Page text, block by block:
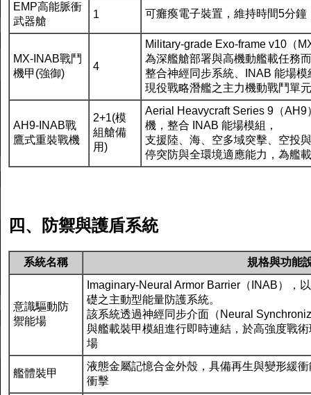
EMP高能脈衝
武器艙
1 可癱瘓電子裝置，維持時間5分鐘
MX-INAB戰鬥
機甲(強御)
4
Military-grade Exo-frame v10（
為深艦艙部署與高機動艦載任務
整合神經同步系統、INAB 能場
現役戰略潛艦之主力機動戰鬥單元
AH9-INAB戰
鷹式重裝戰機
2+1(模
組艙備
用)
Aerial Heavycraft Series 9（
機，整合 INAB 能場模組，
支援陸、海、空多域突擊、空投
停突防與全環境適應能力，為艦
四、防禦與護盾系統
系統名稱 規格與功能
意識驅動防
禦能場
Imaginary-Neural Armor Barrier（INAB），
礎之主動型能量防護系統。
該系統透過神經同步介面（Neural
與艦載裝甲模組進行即時連結，於高強度戰
場
艦體裝甲
液態金屬記憶合金外殼，具備再生與變形緩
衝擊